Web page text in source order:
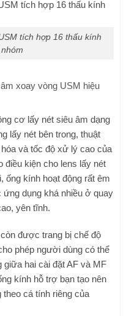
tích hợp 16 thấu kính
xoay vòng USM hiệu
cơ lấy nét siêu âm dạng
lấy nét bên trong, thuật
và tốc độ xử lý cao của
điều kiện cho lens lấy nét
ống kính hoạt động rất êm
dụng khá nhiều ở quay
yên tĩnh.
còn được trang bị chế độ
phép người dùng có thể
giữa hai cài đặt AF và MF
kính hỗ trợ bạn tạo nên
cá tính riêng của